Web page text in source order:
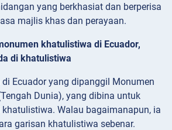
yang berkhasiat dan berperisa
majlis khas dan perayaan.
khatulistiwa di Ecuador,
di khatulistiwa
Ecuador yang dipanggil Monumen
Dunia), yang dibina untuk
Walau bagaimanapun, ia
garisan khatulistiwa sebenar.